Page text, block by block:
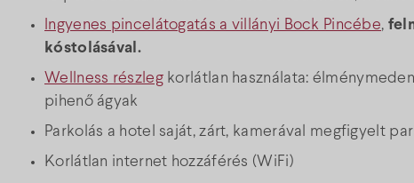
Ingyenes pincelátogatás a villányi Bock Pincébe,
kóstolásával.
Wellness részlegkorlátlan használata:
pihenő ágyak
Parkolás a hotel saját, zárt, kamerával megfigyelt
Korlátlan internet hozzáférés (WiFi)